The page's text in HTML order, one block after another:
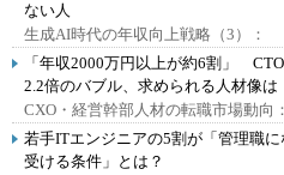
ない人
生成AI時代の年収向上戦略（3）：
「年収2000万円以上が約6割」
2.2倍のバブル、求められる人材像は
CXO・経営幹部人材の転職市場動向：
若手ITエンジニアの5割が「管理職
受ける条件」とは？